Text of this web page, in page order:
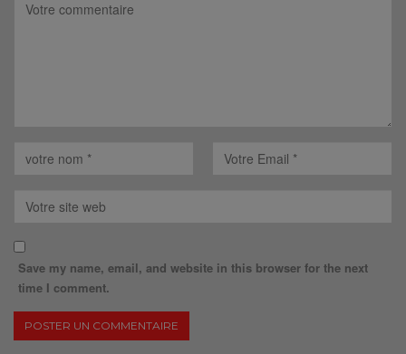
Save my name, email, and website in this browser for the next
time I comment.